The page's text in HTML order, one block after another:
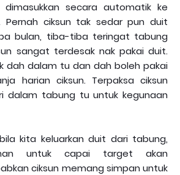
secara automatik ke
ciksun tak sedar pun duit
bulan, tiba-tiba teringat tabung
sangat terdesak nak pakai duit.
dah dalam tu dan dah boleh pakai
harian ciksun. Terpaksa ciksun
dalam tabung tu untuk kegunaan
kita keluarkan duit dari tabung,
untuk capai target akan
ciksun memang simpan untuk